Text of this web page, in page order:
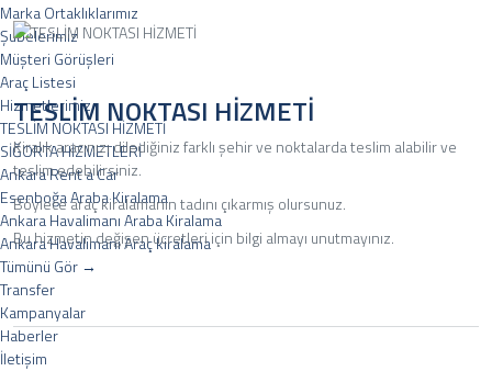
Marka Ortaklıklarımız
Şubelerimiz
Müşteri Görüşleri
Araç Listesi
Hizmetlerimiz
TESLİM NOKTASI HİZMETİ
SİĞORTA HİZMETLERİ
Ankara Rent a Car
Esenboğa Araba Kiralama
Ankara Havalimanı Araba Kiralama
Ankara Havalimanı Araç kiralama
Tümünü Gör
Transfer
Kampanyalar
Haberler
İletişim
TESLİM NOKTASI HİZMETİ
Kiralık aracınızı dilediğiniz farklı şehir ve noktalarda teslim alabilir ve
teslim edebilirsiniz.
Böylece araç kiralamanın tadını çıkarmış olursunuz.
Bu hizmetin değişen ücretleri için bilgi almayı unutmayınız.